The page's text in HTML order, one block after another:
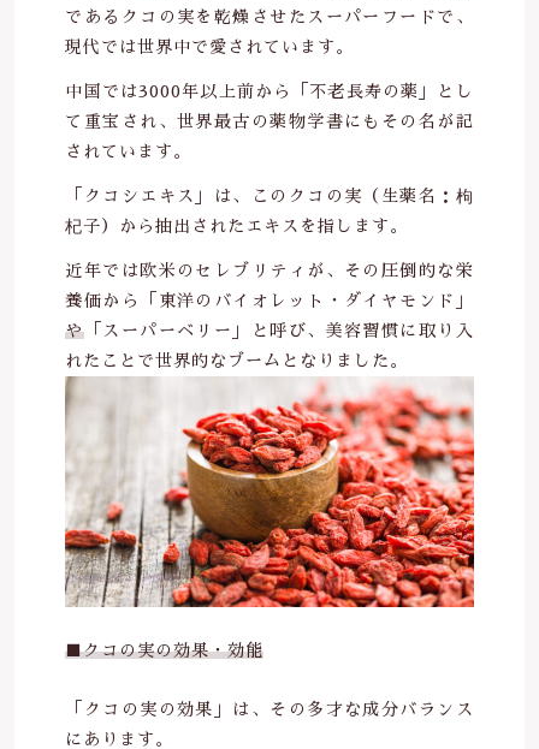
であるクコの実を乾燥させたスーパーフードで、
現代では世界中で愛されています。
中国では3000年以上前から「不老長寿の薬」とし
て重宝され、世界最古の薬物学書にもその名が記
されています。
「クコシエキス」は、このクコの実（生薬名：枸
杞子）から抽出されたエキスを指します。
近年では欧米のセレブリティが、その圧倒的な栄
養価から「東洋のバイオレット・ダイヤモンド」
や「スーパーベリー」と呼び、美容習慣に取り入
れたことで世界的なブームとなりました。
■クコの実の効果・効能
「クコの実の効果」は、その多才な成分バランス
にあります。
生活習慣予防